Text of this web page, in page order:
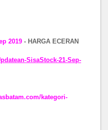
2019 - HARGA ECERAN
SisaStock-21-Sep-
kategori-